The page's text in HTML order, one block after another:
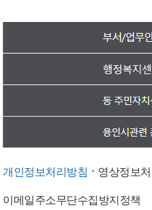
개인정보처리방침 영상정보
이메일주소무단수집방지정책